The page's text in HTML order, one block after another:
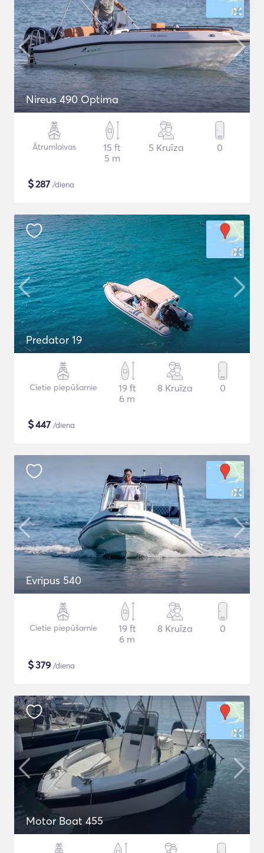
Nireus 490 Optima
Ātrumlaivas
15 ft
5 m
5 Kruīza 0
$287 /diena
Predator 19
Cietie piepūšamie
19 ft
6 m
8 Kruīza 0
$447 /diena
Evripus 540
Cietie piepūšamie
19 ft
6 m
8 Kruīza 0
$379 /diena
Motor Boat 455